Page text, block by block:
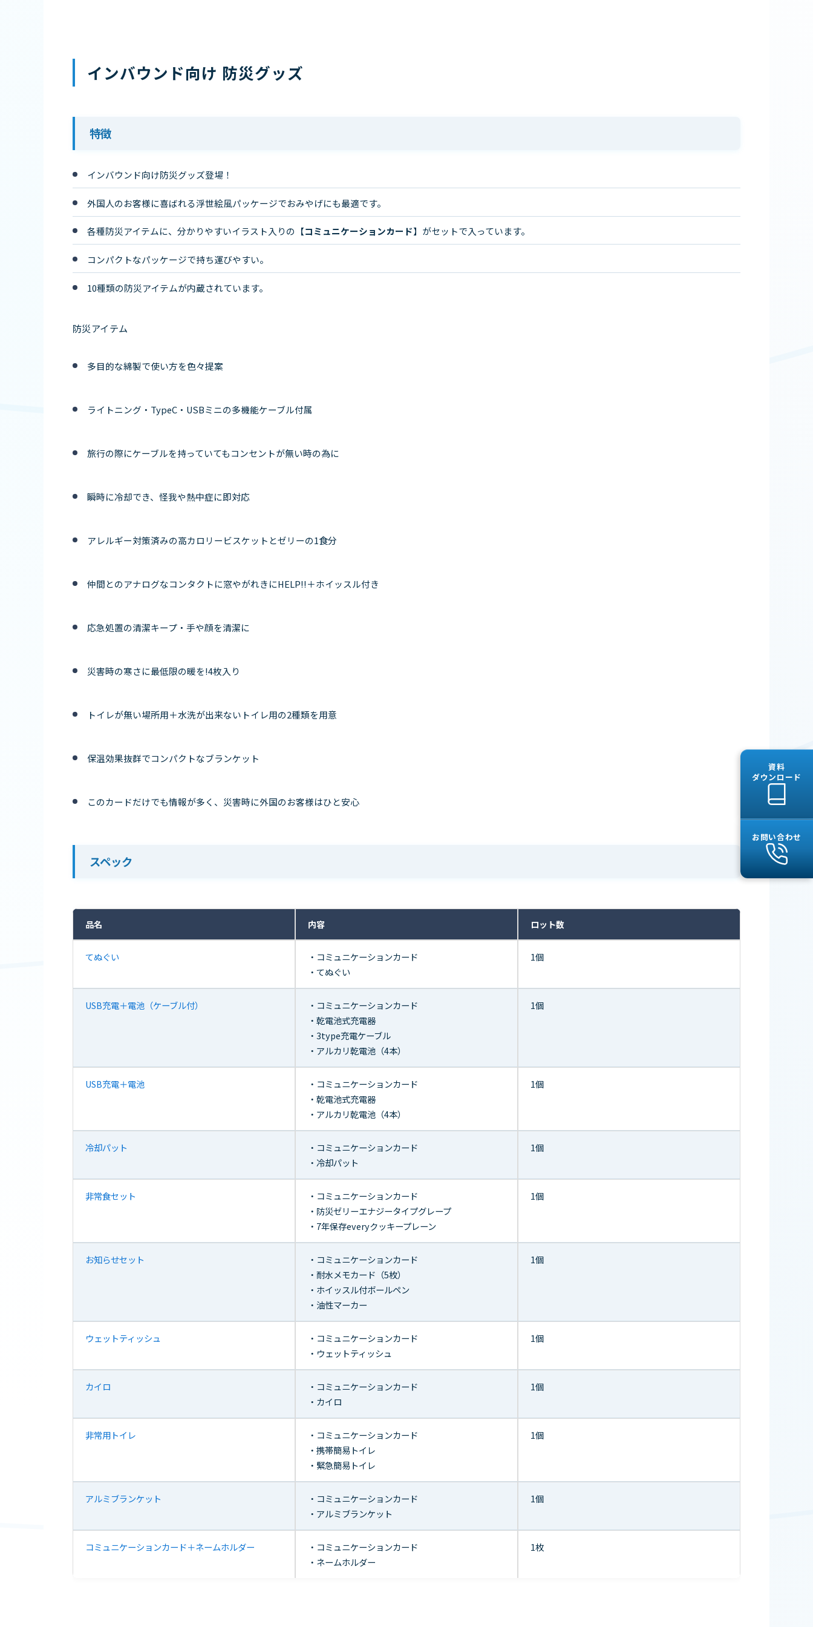
資料
ダウンロード
お問い合わせ
インバウンド向け 防災グッズ
特徴
インバウンド向け防災グッズ登場！
外国人のお客様に喜ばれる浮世絵風パッケージでおみやげにも最適です。
各種防災アイテムに、分かりやすいイラスト入りの【コミュニケーションカード】がセットで入っています。
コンパクトなパッケージで持ち運びやすい。
10種類の防災アイテムが内蔵されています。
防災アイテム
多目的な綿製で使い方を色々提案
ライトニング・TypeC・USBミニの多機能ケーブル付属
旅行の際にケーブルを持っていてもコンセントが無い時の為に
瞬時に冷却でき、怪我や熱中症に即対応
アレルギー対策済みの高カロリービスケットとゼリーの1食分
仲間とのアナログなコンタクトに窓やがれきにHELP!!＋ホイッスル付き
応急処置の清潔キープ・手や顔を清潔に
災害時の寒さに最低限の暖を!4枚入り
トイレが無い場所用＋水洗が出来ないトイレ用の2種類を用意
保温効果抜群でコンパクトなブランケット
このカードだけでも情報が多く、災害時に外国のお客様はひと安心
スペック
品名 内容 ロット数
てぬぐい
・コミュニケーションカード
・てぬぐい
1個
USB充電＋電池（ケーブル付）
・コミュニケーションカード
・乾電池式充電器
・3type充電ケーブル
・アルカリ乾電池（4本）
1個
USB充電＋電池
・コミュニケーションカード
・乾電池式充電器
・アルカリ乾電池（4本）
1個
冷却パット
・コミュニケーションカード
・冷却パット
1個
非常食セット
・コミュニケーションカード
・防災ゼリーエナジータイプグレープ
・7年保存everyクッキープレーン
1個
お知らせセット
・コミュニケーションカード
・耐水メモカード（5枚）
・ホイッスル付ボールペン
・油性マーカー
1個
ウェットティッシュ
・コミュニケーションカード
・ウェットティッシュ
1個
カイロ
・コミュニケーションカード
・カイロ
1個
非常用トイレ
・コミュニケーションカード
・携帯簡易トイレ
・緊急簡易トイレ
1個
アルミブランケット
・コミュニケーションカード
・アルミブランケット
1個
コミュニケーションカード＋ネームホルダー
・コミュニケーションカード
・ネームホルダー
1枚